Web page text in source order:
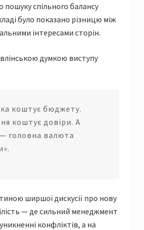
пошуку спільного балансу
було показано різницю між
інтересами сторін.
думкою виступу
коштує бюджету.
коштує довіри. А
головна валюта
ширшої дискусії про нову
— де сильний менеджмент
конфліктів, а на